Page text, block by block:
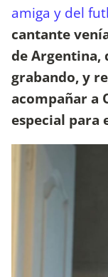
amiga y del
cantante
de Argentina,
grabando, y
acompañar a
especial para